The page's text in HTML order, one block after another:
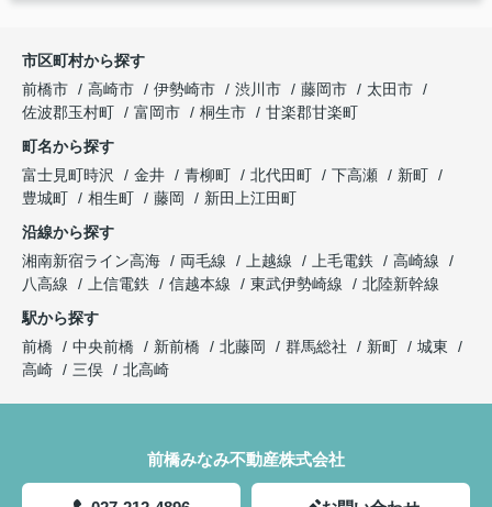
市区町村から探す
前橋市
高崎市 伊勢崎市 渋川市 藤岡市
太田市
佐波郡玉村町
富岡市 桐生市
甘楽郡甘楽町
町名から探す
富士見町時沢
金井 青柳町 北代田町 下高瀬
新町
豊城町
相生町 藤岡
新田上江田町
沿線から探す
湘南新宿ライン高海
両毛線 上越線 上毛電鉄
高崎線
八高線
上信電鉄 信越本線 東武伊勢崎線
北陸新幹線
駅から探す
前橋
中央前橋 新前橋 北藤岡 群馬総社 新町
城東
高崎
三俣 北高崎
前橋みなみ不動産株式会社